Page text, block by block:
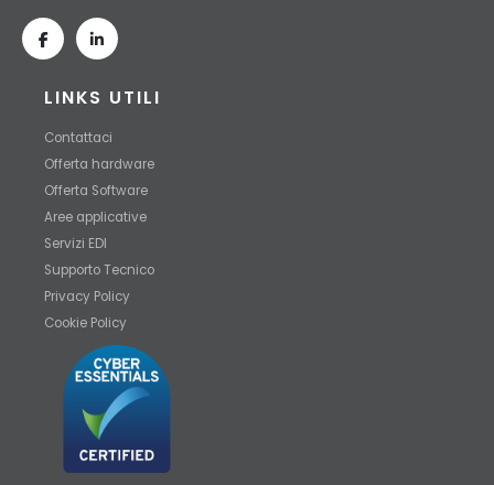
LINKS UTILI
Contattaci
Offerta hardware
Offerta Software
Aree applicative
Servizi EDI
Supporto Tecnico
Privacy Policy
Cookie Policy